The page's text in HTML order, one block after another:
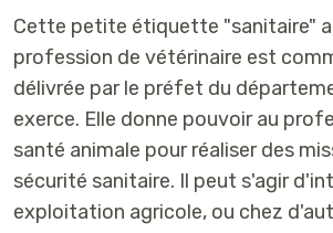
Cette petite étiquette "sanitaire"
profession de vétérinaire est
délivrée par le préfet du
exerce. Elle donne pouvoir au
santé animale pour réaliser des
sécurité sanitaire. Il peut s'agir
exploitation agricole, ou chez